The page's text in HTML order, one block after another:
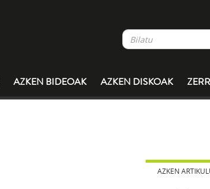
AZKEN BIDEOAK AZKEN DISKOAK
AZKEN